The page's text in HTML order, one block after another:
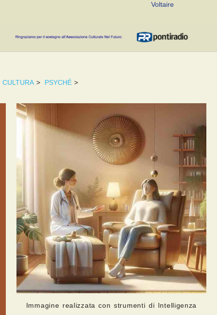
Voltaire
CULTURA > PSYCHÉ >
Immagine realizzata con strumenti di Intelligenza